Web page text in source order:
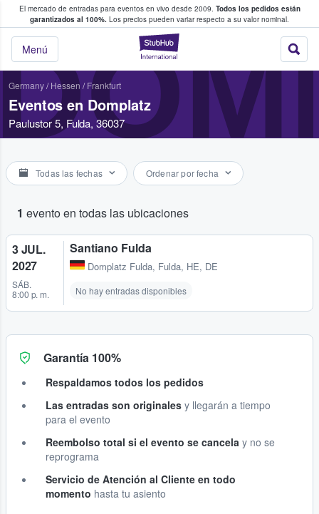
El mercado de entradas para eventos en vivo desde 2009. Todos los pedidos están
garantizados al 100%. Los precios pueden variar respecto a su valor nominal.
StubHub:
Menú
y venta de entradas entre fans
Germany/ Hessen/ Frankfurt
Eventos en Domplatz
Paulustor 5, Fulda, 36037
Todas las fechas Ordenar por fecha
1 evento en todas las ubicaciones
3 JUL.
2027
SÁB.
8:00 p. m.
Santiano Fulda
Domplatz Fulda, Fulda, HE, DE
No hay entradas disponibles
Garantía 100%
Respaldamos todos los pedidos
Las entradas son originales y llegarán a tiempo
para el evento
Reembolso total si el evento se cancela y no se
reprograma
Servicio de Atención al Cliente en todo
momento hasta tu asiento